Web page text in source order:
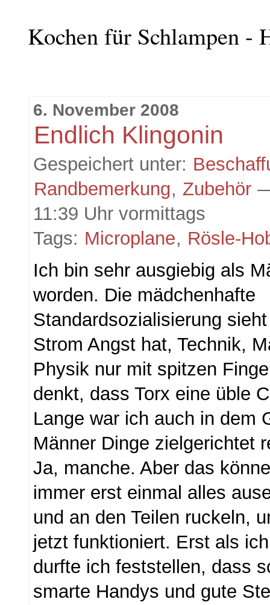
Kochen für Schlampen -
6. November 2008
Endlich Klingonin
Gespeichert unter:
Randbemerkung, Zubehör
11:39 Uhr vormittags
Tags: Microplane, Rösle-
Ich bin sehr ausgiebig als
worden. Die mädchenhafte
Standardsozialisierung
Strom Angst hat, Technik,
Physik nur mit spitzen
denkt, dass Torx eine üble
Lange war ich auch in dem
Männer Dinge zielgerichtet
Ja, manche. Aber das
immer erst einmal alles
und an den Teilen ruckeln,
jetzt funktioniert. Erst als
durfte ich feststellen, dass
smarte Handys und gute